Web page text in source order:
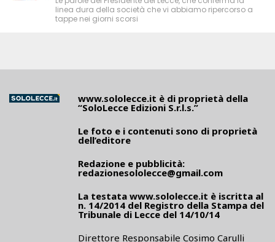
linea dura della società che vi abbiamo ripercorso a
tappe nei giorni scorsi
www.sololecce.it è di proprietà della
“SoloLecce Edizioni S.r.l.s.”
Le foto e i contenuti sono di proprietà
dell’editore
Redazione e pubblicità:
redazionesololecce@gmail.com
La testata www.sololecce.it è iscritta al
n. 14/2014 del Registro della Stampa del
Tribunale di Lecce del 14/10/14
Direttore Responsabile Cosimo Carulli